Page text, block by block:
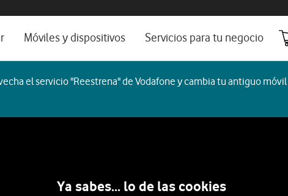
ayuda e idioma
Móviles y dispositivos
Ver todos
Servicios para tu negocio
Blog Autónomos y Negocios
el servicio "Reestrena" de Vodafone y cambia tu antiguo
Ya sabes... lo de las cookies